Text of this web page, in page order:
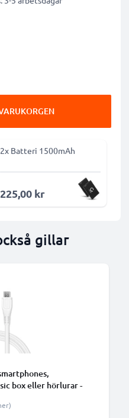
2x Batteri 1500mAh
225,00 kr
gillar
box eller hörlurar -